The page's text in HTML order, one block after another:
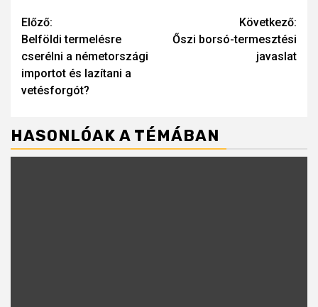
Continue
Reading
Előző:
Belföldi termelésre
cserélni a németországi
importot és lazítani a
vetésforgót?
Következő:
Őszi borsó-termesztési
javaslat
HASONLÓAK A TÉMÁBAN